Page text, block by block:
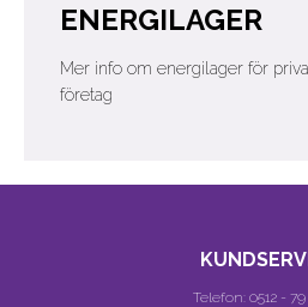
ENERGILAGER
Mer info om energilager för
företag
Telefon: 0512 -